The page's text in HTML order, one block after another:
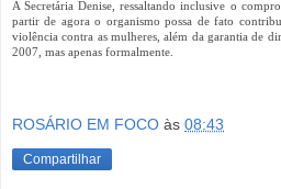
A Secretária Denise, ressaltando inclusive o
partir de agora o organismo possa de fato
violência contra as mulheres, além da garantia de
2007, mas apenas formalmente.
ROSÁRIO EM FOCO às 08:43
Compartilhar